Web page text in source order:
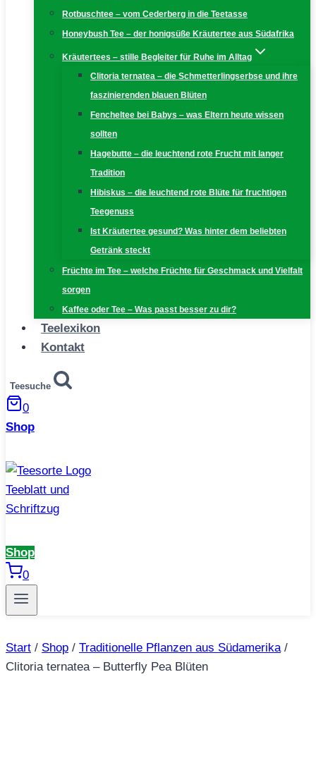
Rotbuschtee – vom Cederberg in die Teetasse
Honeybush Tee – der honigsüße Kräutertee aus Südafrika
Kräutertees – stille Begleiter für Ruhe im Alltag
Clitoria ternatea – die Schmetterlingserbse und ihre
faszinierenden blauen Blüten
Fencheltee bei Babys – was Eltern heute wissen
sollten
Hagebutte – die leuchtend rote Frucht mit langer
Tradition
Hibiskus – die leuchtend rote Blüte für fruchtigen
Teegenuss
Ist Kräutertee gesund? Was hinter dem beliebten
Getränk steckt
Früchte im Tee – welche Früchte für Geschmack und Vielfalt
sorgen
Kaffee oder Tee – Was passt besser zu dir?
Teelexikon
Kontakt
Teesuche
0
Shop
Shop
0
Start / Shop / Traditionelle Pflanzen aus Südamerika /
Clitoria ternatea – Butterfly Pea Blüten